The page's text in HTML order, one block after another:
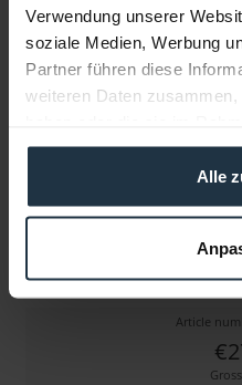
Verwendung unserer
soziale Medien, Werbung
Partner führen diese
weiteren Daten
gesammelt haben.
Alle
More articles from +++
TT|cable BNC Ultraslim
Article